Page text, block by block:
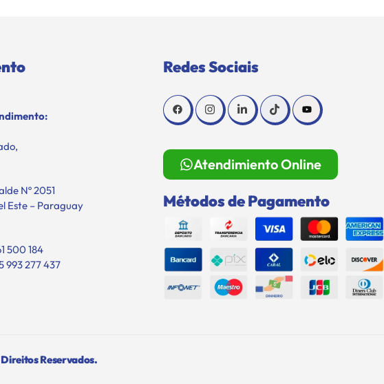
Nº 2051
Este – Paraguay
500 184
993 277 437
Redes Sociais
Atendimiento Online
Métodos de Pagamento
Reservados.